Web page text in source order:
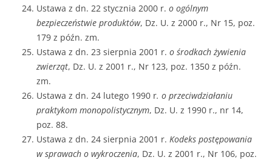
Ustawa z dn. 22 stycznia 2000 r. o ogólnym
bezpieczeństwie produktów, Dz. U. z 2000 r., Nr 15, poz.
179 z późn. zm.
Ustawa z dn. 23 sierpnia 2001 r. o środkach żywienia
zwierząt, Dz. U. z 2001 r., Nr 123, poz. 1350 z późn.
zm.
Ustawa z dn. 24 lutego 1990 r. o przeciwdziałaniu
praktykom monopolistycznym, Dz. U. z 1990 r., nr 14,
poz. 88.
Ustawa z dn. 24 sierpnia 2001 r. Kodeks postępowania
w sprawach o wykroczenia, Dz. U. z 2001 r., Nr 106, poz.